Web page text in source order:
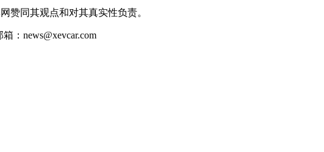
赞同其观点和对其真实性负责。
：news@xevcar.com